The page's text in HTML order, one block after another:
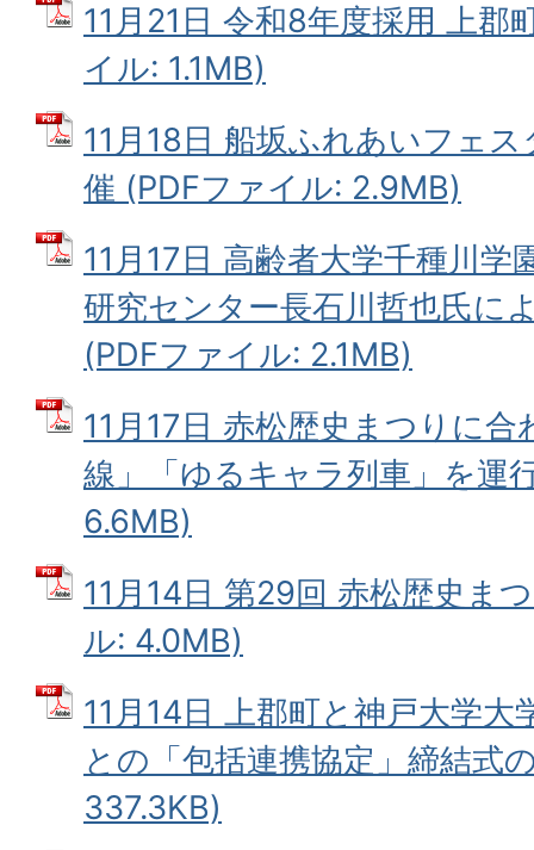
11月21日 令和8年度採用 上郡
イル: 1.1MB)
11月18日 船坂ふれあいフェ
催 (PDFファイル: 2.9MB)
11月17日 高齢者大学千種川学
研究センター長石川哲也氏に
(PDFファイル: 2.1MB)
11月17日 赤松歴史まつりに
線」「ゆるキャラ列車」を運
6.6MB)
11月14日 第29回 赤松歴史ま
ル: 4.0MB)
11月14日 上郡町と神戸大学大
との「包括連携協定」締結式
337.3KB)